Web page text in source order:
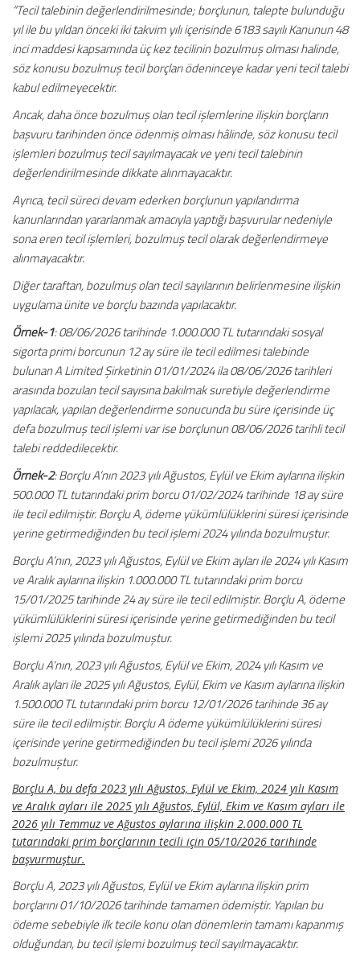
“Tecil talebinin değerlendirilmesinde; borçlunun, talepte bulunduğu
yıl ile bu yıldan önceki iki takvim yılı içerisinde 6183 sayılı Kanunun 48
inci maddesi kapsamında üç kez tecilinin bozulmuş olması halinde,
söz konusu bozulmuş tecil borçları ödeninceye kadar yeni tecil talebi
kabul edilmeyecektir.
Ancak, daha önce bozulmuş olan tecil işlemlerine ilişkin borçların
başvuru tarihinden önce ödenmiş olması hâlinde, söz konusu tecil
işlemleri bozulmuş tecil sayılmayacak ve yeni tecil talebinin
değerlendirilmesinde dikkate alınmayacaktır.
Ayrıca, tecil süreci devam ederken borçlunun yapılandırma
kanunlarından yararlanmak amacıyla yaptığı başvurular nedeniyle
sona eren tecil işlemleri, bozulmuş tecil olarak değerlendirmeye
alınmayacaktır.
Diğer taraftan, bozulmuş olan tecil sayılarının belirlenmesine ilişkin
uygulama ünite ve borçlu bazında yapılacaktır.
Örnek-1: 08/06/2026 tarihinde 1.000.000 TL tutarındaki sosyal
sigorta primi borcunun 12 ay süre ile tecil edilmesi talebinde
bulunan A Limited Şirketinin 01/01/2024 ila 08/06/2026 tarihleri
arasında bozulan tecil sayısına bakılmak suretiyle değerlendirme
yapılacak, yapılan değerlendirme sonucunda bu süre içerisinde üç
defa bozulmuş tecil işlemi var ise borçlunun 08/06/2026 tarihli tecil
talebi reddedilecektir.
Örnek-2: Borçlu A’nın 2023 yılı Ağustos, Eylül ve Ekim aylarına ilişkin
500.000 TL tutarındaki prim borcu 01/02/2024 tarihinde 18 ay süre
ile tecil edilmiştir. Borçlu A, ödeme yükümlülüklerini süresi içerisinde
yerine getirmediğinden bu tecil işlemi 2024 yılında bozulmuştur.
Borçlu A’nın, 2023 yılı Ağustos, Eylül ve Ekim ayları ile 2024 yılı Kasım
ve Aralık aylarına ilişkin 1.000.000 TL tutarındaki prim borcu
15/01/2025 tarihinde 24 ay süre ile tecil edilmiştir. Borçlu A, ödeme
yükümlülüklerini süresi içerisinde yerine getirmediğinden bu tecil
işlemi 2025 yılında bozulmuştur.
Borçlu A’nın, 2023 yılı Ağustos, Eylül ve Ekim, 2024 yılı Kasım ve
Aralık ayları ile 2025 yılı Ağustos, Eylül, Ekim ve Kasım aylarına ilişkin
1.500.000 TL tutarındaki prim borcu 12/01/2026 tarihinde 36 ay
süre ile tecil edilmiştir. Borçlu A ödeme yükümlülüklerini süresi
içerisinde yerine getirmediğinden bu tecil işlemi 2026 yılında
bozulmuştur.
Borçlu A, bu defa 2023 yılı Ağustos, Eylül ve Ekim, 2024 yılı Kasım
ve Aralık ayları ile 2025 yılı Ağustos, Eylül, Ekim ve Kasım ayları ile
2026 yılı Temmuz ve Ağustos aylarına ilişkin 2.000.000 TL
tutarındaki prim borçlarının tecili için 05/10/2026 tarihinde
başvurmuştur.
Borçlu A, 2023 yılı Ağustos, Eylül ve Ekim aylarına ilişkin prim
borçlarını 01/10/2026 tarihinde tamamen ödemiştir. Yapılan bu
ödeme sebebiyle ilk tecile konu olan dönemlerin tamamı kapanmış
olduğundan, bu tecil işlemi bozulmuş tecil sayılmayacaktır.